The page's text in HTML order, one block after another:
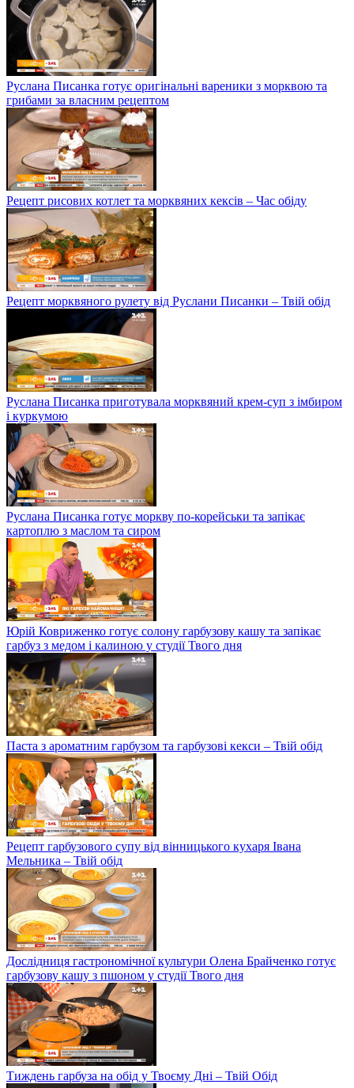
Руслана Писанка готує оригінальні вареники з морквою та
грибами за власним рецептом
Рецепт рисових котлет та морквяних кексів – Час обіду
Рецепт морквяного рулету від Руслани Писанки – Твій обід
Руслана Писанка приготувала морквяний крем-суп з імбиром
і куркумою
Руслана Писанка готує моркву по-корейськи та запікає
картоплю з маслом та сиром
Юрій Ковриженко готує солону гарбузову кашу та запікає
гарбуз з медом і калиною у студії Твого дня
Паста з ароматним гарбузом та гарбузові кекси – Твій обід
Рецепт гарбузового супу від вінницького кухаря Івана
Мельника – Твій обід
Дослідниця гастрономічної культури Олена Брайченко готує
гарбузову кашу з пшоном у студії Твого дня
Тиждень гарбуза на обід у Твоєму Дні – Твій Обід